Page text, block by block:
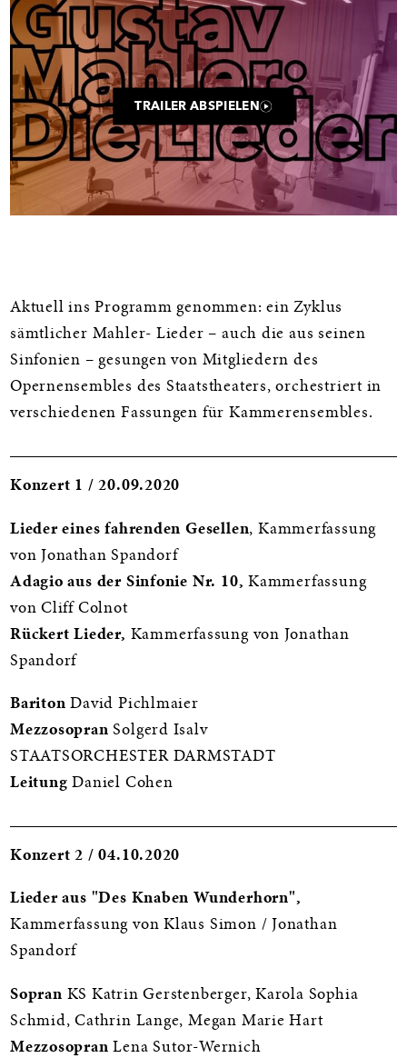
Trailer
TRAILER ABSPIELEN
Informationen
Aktuell ins Programm genommen: ein Zyklus
sämtlicher Mahler- Lieder – auch die aus seinen
Sinfonien – gesungen von Mitgliedern des
Opernensembles des Staatstheaters, orchestriert in
verschiedenen Fassungen für Kammerensembles.
Konzert 1 / 20.09.2020
Lieder eines fahrenden Gesellen, Kammerfassung
von Jonathan Spandorf
Adagio aus der Sinfonie Nr. 10,Kammerfassung
von Cliff Colnot
Rückert Lieder, Kammerfassung von Jonathan
Spandorf
Bariton David Pichlmaier
Mezzosopran Solgerd Isalv
STAATSORCHESTER DARMSTADT
Leitung Daniel Cohen
Konzert 2 / 04.10.2020
Lieder aus "Des Knaben Wunderhorn",
Kammerfassung von Klaus Simon / Jonathan
Spandorf
Sopran KS Katrin Gerstenberger, Karola Sophia
Schmid, Cathrin Lange, Megan Marie Hart
MezzosopranLena Sutor-Wernich